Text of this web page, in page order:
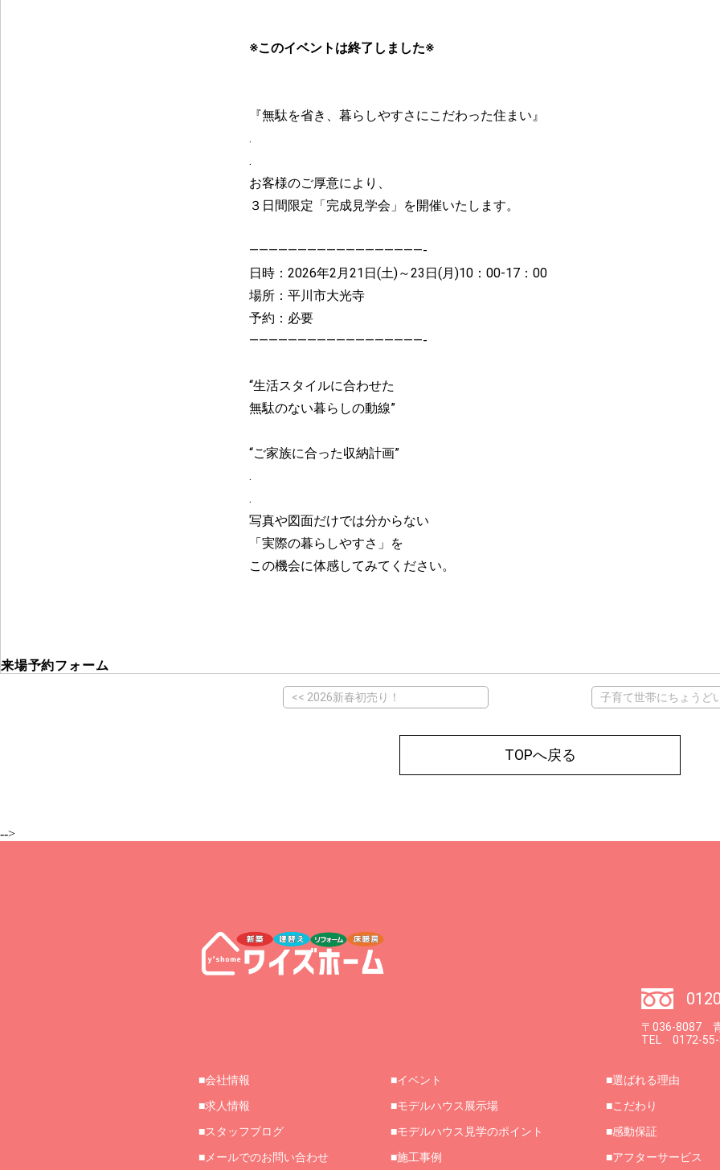
※このイベントは終了しました※
『無駄を省き、暮らしやすさにこだわった住まい』
.
.
お客様のご厚意により、
３日間限定「完成見学会」を開催いたします。
——————————————————-
日時：2026年2月21日(土)～23日(月)10：00-17：00
場所：平川市大光寺
予約：必要
——————————————————-
“生活スタイルに合わせた
無駄のない暮らしの動線”
“ご家族に合った収納計画”
.
.
写真や図面だけでは分からない
「実際の暮らしやすさ」を
この機会に体感してみてください。
来場予約フォーム
<< 2026新春初売り！
TOPへ戻る
-->
〒036-8087
TEL 0172-
会社情報
求人情報
スタッフブログ
メールでのお問い合わせ
イベント
モデルハウス展示場
モデルハウス見学のポイント
施工事例
選ばれる理由
こだわり
感動保証
アフターサービス